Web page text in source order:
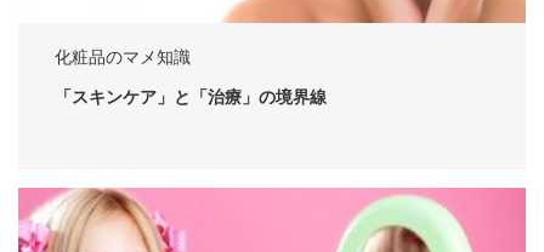
化粧品のマメ知識
「スキンケア」と「治療」の境界線